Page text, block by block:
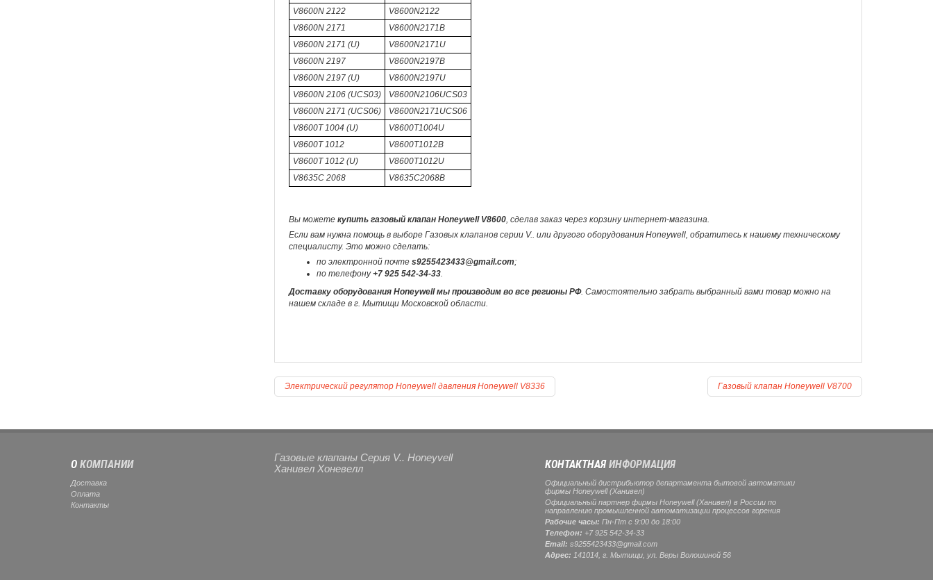
V8600N 2122
V8600N2122
V8600N 2171
V8600N2171B
V8600N 2171 (U)
V8600N2171U
V8600N 2197
V8600N2197B
V8600N 2197 (U)
V8600N2197U
V8600N 2106 (UCS03)
V8600N2106UCS03
V8600N 2171 (UCS06)
V8600N2171UCS06
V8600T 1004 (U)
V8600T1004U
V8600T 1012
V8600T1012B
V8600T 1012 (U)
V8600T1012U
V8635C 2068
V8635C2068B
Вы можете купить газовый клапан Honeywell V8600, сделав заказ через корзину интернет-магазина.
Если вам нужна помощь в выборе Газовых клапанов серии V.. или другого оборудования Honeywell, обратитесь к нашему техническому
специалисту. Это можно сделать:
по электронной почте s9255423433@gmail.com;
по телефону+7 925 542-34-33.
Доставку оборудования Honeywell мы производим во все регионы РФ. Самостоятельно забрать выбранный вами товар можно на
нашем складе в г. Мытищи Московской области.
Электрический регулятор Honeywell давления Honeywell V8336 Газовый клапан Honeywell V8700
О КОМПАНИИ
Доставка
Оплата
Контакты
Газовые клапаны Серия V.. Honeyvell
Ханивел Хоневелл
КОНТАКТНАЯИНФОРМАЦИЯ
Официальный дистрибьютор департамента бытовой автоматики
фирмы Honeywell (Ханивел)
Официальный партнер фирмы Honeywell (Ханивел) в России по
направлению промышленной автоматизации процессов горения
Рабочие часы: Пн-Пт с 9:00 до 18:00
Телефон: +7 925 542-34-33
Email: s9255423433@gmail.com
Адрес: 141014, г. Мытищи, ул. Веры Волошиной 56